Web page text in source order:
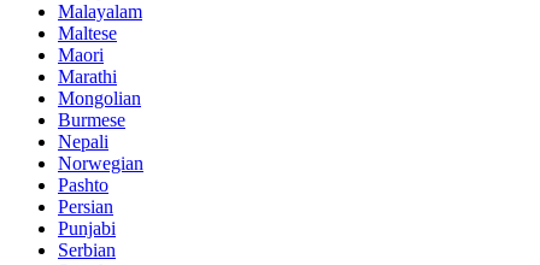
Malayalam
Maltese
Maori
Marathi
Mongolian
Burmese
Nepali
Norwegian
Pashto
Persian
Punjabi
Serbian